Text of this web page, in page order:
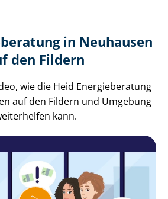
in Neuhausen
den Fildern
wie die Heid Energieberatung
auf den Fildern und Umgebung
kann.